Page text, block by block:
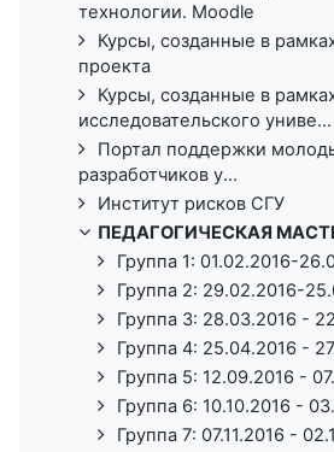
технологии. Moodle
Курсы, созданные в
проекта
Курсы, созданные в
исследовательского униве...
Портал поддержки
разработчиков у...
Институт рисков СГУ
ПЕДАГОГИЧЕСКАЯ
Группа 1: 01.02.2016-
Группа 2: 29.02.2016-
Группа 3: 28.03.2016 -
Группа 4: 25.04.2016 -
Группа 5: 12.09.2016 -
Группа 6: 10.10.2016 -
Группа 7: 07.11.2016 -